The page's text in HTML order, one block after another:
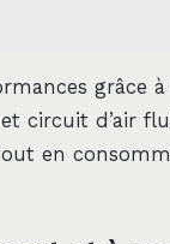
grâce à
circuit d’air
en